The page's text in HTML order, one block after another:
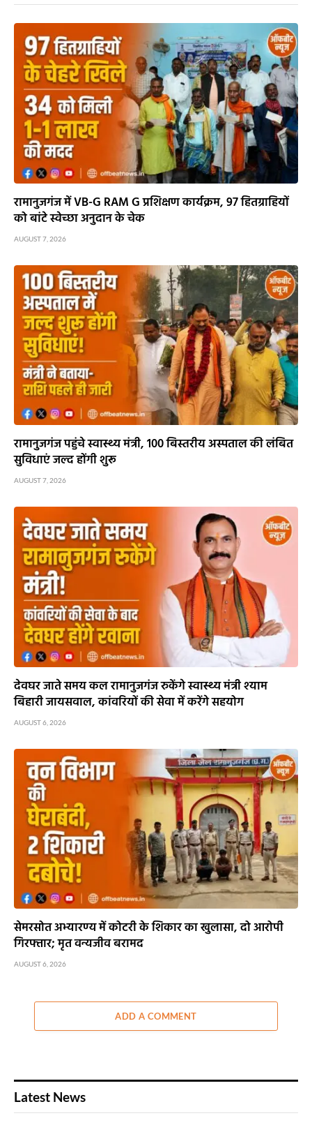
रामानुजगंज में VB-G RAM G प्रशिक्षण कार्यक्रम, 97 हितग्राहियों
को बांटे स्वेच्छा अनुदान के चेक
AUGUST 7, 2026
रामानुजगंज पहुंचे स्वास्थ्य मंत्री, 100 बिस्तरीय अस्पताल की लंबित
सुविधाएं जल्द होंगी शुरू
AUGUST 7, 2026
देवघर जाते समय कल रामानुजगंज रुकेंगे स्वास्थ्य मंत्री श्याम
बिहारी जायसवाल, कांवरियों की सेवा में करेंगे सहयोग
AUGUST 6, 2026
सेमरसोत अभ्यारण्य में कोटरी के शिकार का खुलासा, दो आरोपी
गिरफ्तार; मृत वन्यजीव बरामद
AUGUST 6, 2026
ADD A COMMENT
Latest News